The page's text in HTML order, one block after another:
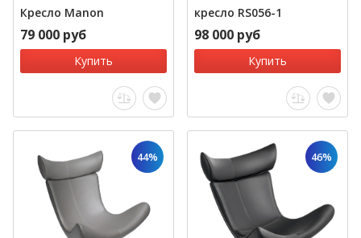
Кресло Manon
79 000 руб
Купить
кресло RS056-1
98 000 руб
Купить
44% 46%